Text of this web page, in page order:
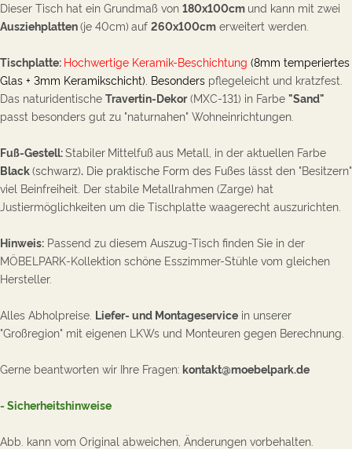
Dieser Tisch hat ein Grundmaß von 180x100cm und kann mit zwei
Ausziehplatten(je 40cm) auf 260x100cm erweitert werden.
Tischplatte: Hochwertige Keramik-Beschichtung (8mm temperiertes
Glas + 3mm Keramikschicht). Besonders pflegeleicht und kratzfest.
Das naturidentische Travertin-Dekor(MXC-131) in Farbe "Sand"
passt besonders gut zu "naturnahen" Wohneinrichtungen.
Fuß-Gestell:Stabiler Mittelfußaus Metall, in der aktuellen Farbe
Black(schwarz). Die praktische Form des Fußes lässt den "Besitzern"
viel Beinfreiheit. Der stabile Metallrahmen (Zarge) hat
Justiermöglichkeiten um die Tischplatte waagerecht auszurichten.
Hinweis: Passend zu diesem Auszug-Tisch finden Sie in der
MÖBELPARK-Kollektion schöne Esszimmer-Stühle vom gleichen
Hersteller.
Alles Abholpreise. Liefer- und Montageservice in unserer
"Großregion" mit eigenen LKWs und Monteuren gegen Berechnung.
Gerne beantworten wir Ihre Fragen: kontakt@moebelpark.de
- Sicherheitshinweise
Abb. kann vom Original abweichen, Änderungen vorbehalten.